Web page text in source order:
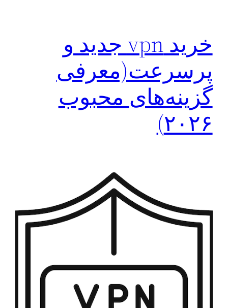
خرید vpn جدید و
پرسرعت(معرفی
گزینه‌های محبوب
۲۰۲۶)